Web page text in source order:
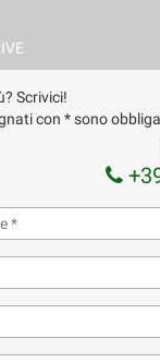
Scrivici!
con * sono